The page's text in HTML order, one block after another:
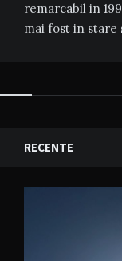
remarcabil in
mai fost in stare
RECENTE